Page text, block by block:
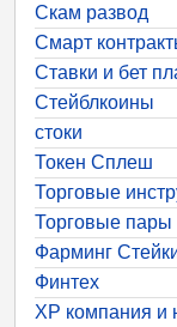
Скам развод
Смарт
Ставки и бет
Стейблкоины
стоки
Токен Сплеш
Торговые
Торговые пары
Фарминг
Финтех
ХР компания и